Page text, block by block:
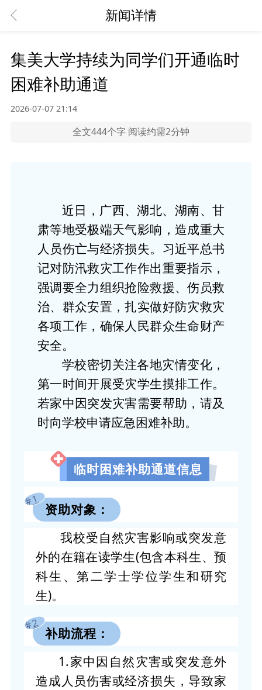
新闻详情
集美大学持续为同学们开通临时
困难补助通道
2026-07-07 21:14
全文444个字 阅读约需2分钟
近日，广西、湖北、湖南、甘
肃等地受极端天气影响，造成重大
人员伤亡与经济损失。 习近平总书
记对防汛救灾工作作出重要指示，
强调要全力组织抢险救援、伤员救
治、群众安置，扎实做好防灾救灾
各项工作，确保人民群众生命财产
安全。
学校密切关注各地灾情变化，
第一时间开展受灾学生摸排工作。
若家中因突发灾害需要帮助，请及
时向学校申请应急困难补助。
临时困难补助通道信息
#1
资助对象：
我校受自然灾害影响或突发意
外的在籍在读学生(包含本科生、预
科生、第二学士学位学生和研究
生)。
#2
补助流程：
1.家中因自然灾害或突发意外
造成人员伤害或经济损失，导致家